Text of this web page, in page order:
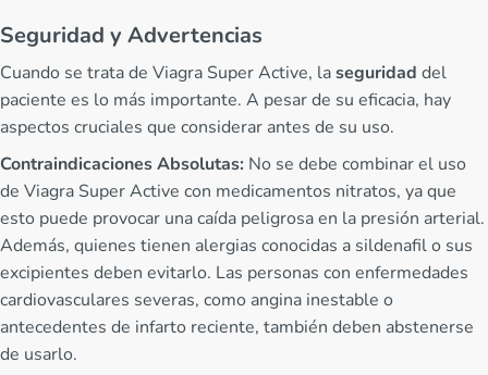
Seguridad y Advertencias
Cuando se trata de Viagra Super Active, laseguridad del
paciente es lo más importante. A pesar de su eficacia, hay
aspectos cruciales que considerar antes de su uso.
Contraindicaciones Absolutas: No se debe combinar el uso
de Viagra Super Active con medicamentos nitratos, ya que
esto puede provocar una caída peligrosa en la presión arterial.
Además, quienes tienen alergias conocidas a sildenafil o sus
excipientes deben evitarlo. Las personas con enfermedades
cardiovasculares severas, como angina inestable o
antecedentes de infarto reciente, también deben abstenerse
de usarlo.